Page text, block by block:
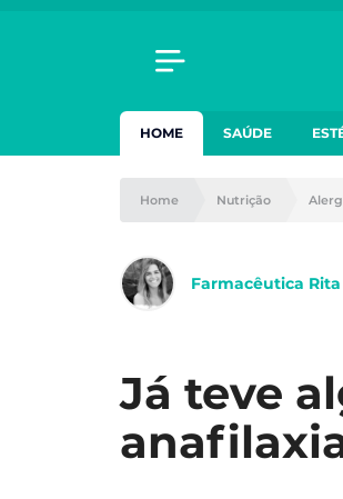
HOME SAÚDE
Home Nutrição
Farmacêutica Rita
Já teve